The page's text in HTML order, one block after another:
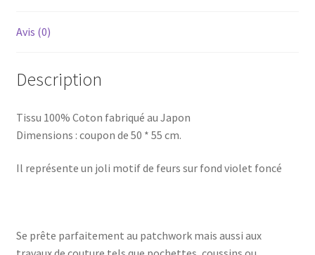
Avis (0)
Description
Tissu 100% Coton fabriqué au Japon
Dimensions : coupon de 50 * 55 cm.
Il représente un joli motif de feurs sur fond violet foncé
Se prête parfaitement au patchwork mais aussi aux